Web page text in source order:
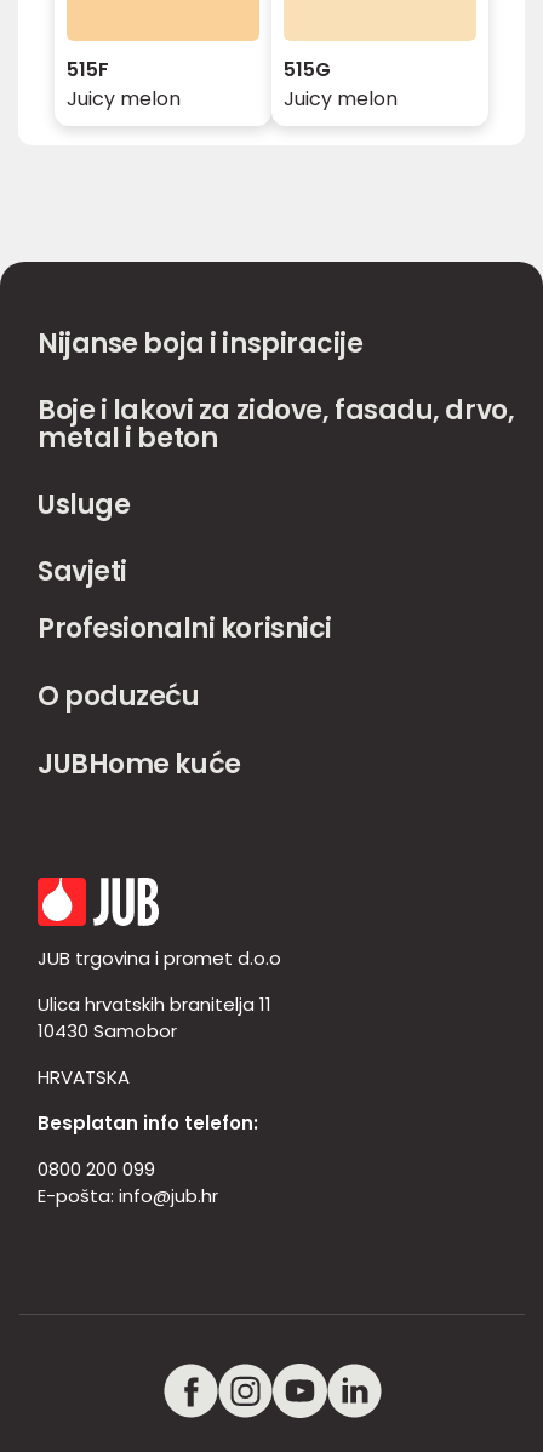
515F
Juicy melon
515G
Juicy melon
Nijanse boja i inspiracije
Boje i lakovi za zidove, fasadu, drvo,
metal i beton
Usluge
Savjeti
Profesionalni korisnici
O poduzeću
JUBHome kuće
JUB trgovina i promet d.o.o
Ulica hrvatskih branitelja 11
10430 Samobor
HRVATSKA
Besplatan info telefon:
0800 200 099
E-pošta: info@jub.hr